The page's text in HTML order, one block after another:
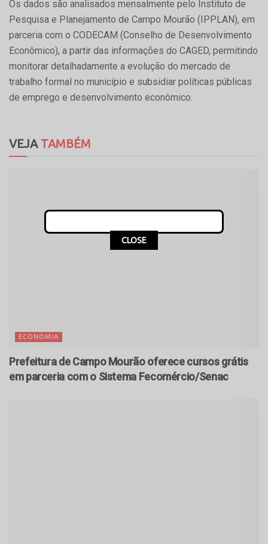
Os dados são analisados mensalmente pelo Instituto de
Pesquisa e Planejamento de Campo Mourão (IPPLAN), em
parceria com o CODECAM (Conselho de Desenvolvimento
Econômico), a partir das informações do CAGED, permitindo
monitorar detalhadamente a evolução do mercado de
trabalho formal no município e subsidiar políticas públicas
de emprego e desenvolvimento econômico.
VEJATAMBÉM
ECONOMIA
Prefeitura de Campo Mourão oferece cursos grátis
em parceria com o Sistema Fecomércio/Senac
CLOSE